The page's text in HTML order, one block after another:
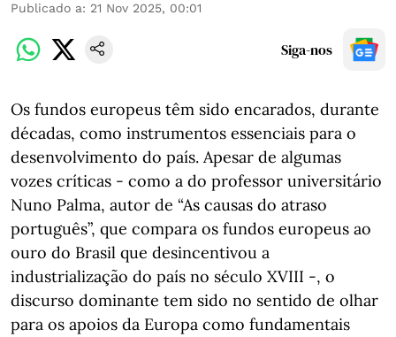
Publicado a: 21 Nov 2025, 00:01
Siga-nos
Os fundos europeus têm sido encarados, durante
décadas, como instrumentos essenciais para o
desenvolvimento do país. Apesar de algumas
vozes críticas - como a do professor universitário
Nuno Palma, autor de “As causas do atraso
português”, que compara os fundos europeus ao
ouro do Brasil que desincentivou a
industrialização do país no século XVIII -, o
discurso dominante tem sido no sentido de olhar
para os apoios da Europa como fundamentais